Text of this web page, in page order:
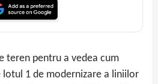
teren pentru a vedea cum
lotul 1 de modernizare a liniilor